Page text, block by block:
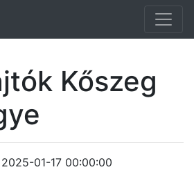
Kőszeg
01-17 00:00:00